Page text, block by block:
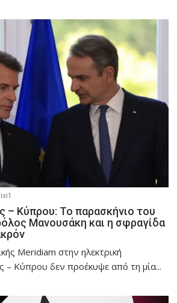
– Κύπρου: Το παρασκήνιο του
Μανουσάκη και η σφραγίδα
Meridiam στην ηλεκτρική
– Κύπρου δεν προέκυψε από τη μία...